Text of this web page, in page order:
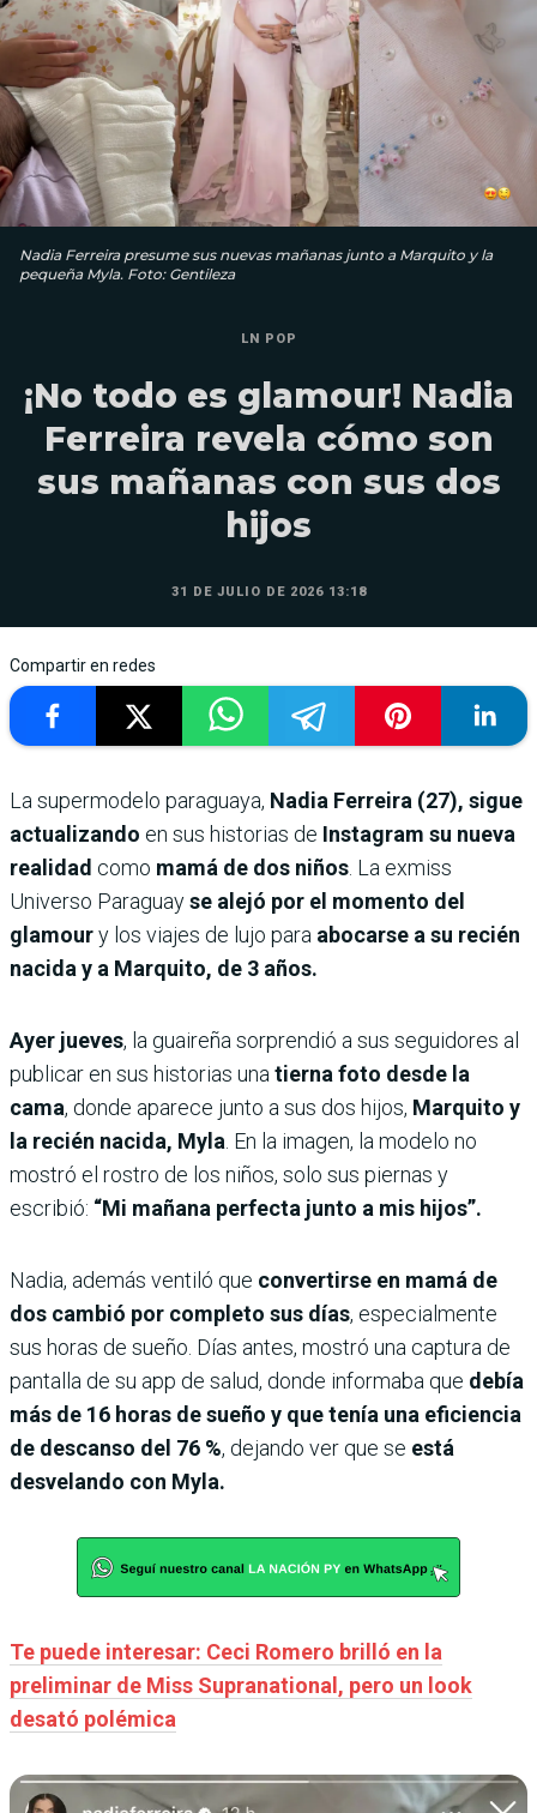
Nadia Ferreira presume sus nuevas mañanas junto a Marquito y la
pequeña Myla. Foto: Gentileza
LN POP
¡No todo es glamour! Nadia
Ferreira revela cómo son
sus mañanas con sus dos
hijos
31 DE JULIO DE 2026 13:18
Compartir en redes
La supermodelo paraguaya, Nadia Ferreira (27), sigue
actualizando en sus historias de Instagram su nueva
realidad como mamá de dos niños. La exmiss
Universo Paraguayse alejó por el momento del
glamoury los viajes de lujo para abocarse a su recién
nacida y a Marquito, de 3 años.
Ayer jueves, la guaireña sorprendió a sus seguidores al
publicar en sus historias unatierna foto desde la
cama, donde aparece junto a sus dos hijos, Marquito y
la recién nacida, Myla. En la imagen, la modelo no
mostró el rostro de los niños, solo sus piernas y
escribió: “Mi mañana perfecta junto a mis hijos”.
Nadia, además ventiló que convertirse en mamá de
dos cambió por completo sus días, especialmente
sus horas de sueño. Días antes, mostró una captura de
pantalla de su app de salud, donde informaba que debía
más de 16 horas de sueño y que tenía una eficiencia
de descanso del 76 %, dejando ver que se está
desvelando con Myla.
Te puede interesar: Ceci Romero brilló en la
preliminar de Miss Supranational, pero un look
desató polémica